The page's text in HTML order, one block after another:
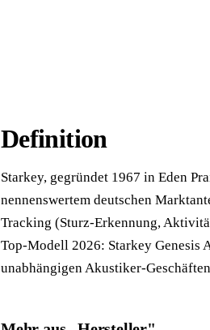
Definition
Starkey, gegründet 1967 in Eden
nennenswertem deutschen
Tracking (Sturz-Erkennung,
Top-Modell 2026: Starkey Genesis
unabhängigen Akustiker-